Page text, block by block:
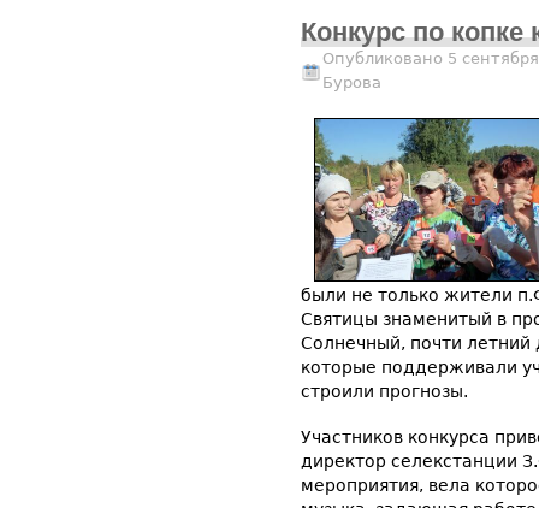
Конкурс по копке
Опубликовано 5
Бурова
были не только жители
Святицы знаменитый в
Солнечный, почти летний
которые поддерживали
строили прогнозы.
Участников конкурса
директор селекстанции
мероприятия, вела